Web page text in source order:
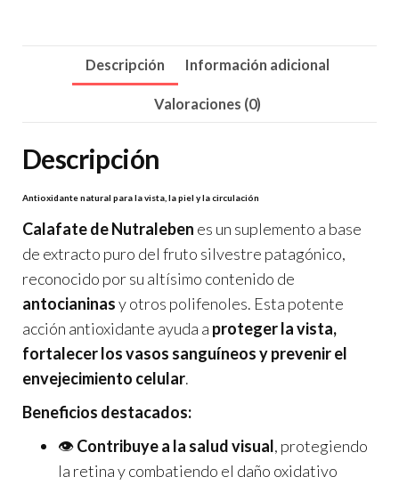
Descripción Información adicional
Valoraciones (0)
Descripción
Antioxidante natural para la vista, la piel y la circulación
Calafate de Nutraleben es un suplemento a base
de extracto puro del fruto silvestre patagónico,
reconocido por su altísimo contenido de
antocianinasy otros polifenoles. Esta potente
acción antioxidante ayuda a proteger la vista,
fortalecer los vasos sanguíneos y prevenir el
envejecimiento celular.
Beneficios destacados:
👁️Contribuye a la salud visual, protegiendo
la retina y combatiendo el daño oxidativo